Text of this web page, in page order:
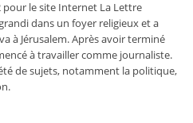
pour le site Internet La Lettre
dans un foyer religieux et a
à Jérusalem. Après avoir terminé
à travailler comme journaliste.
de sujets, notamment la politique,